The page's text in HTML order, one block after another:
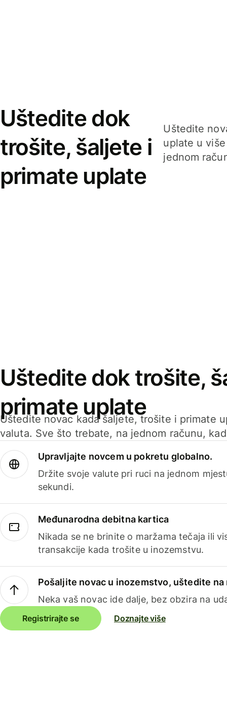
Uštedite dok
trošite, šaljete i
primate uplate
Uštedite
uplate u
jednom
Uštedite dok trošite,
primate uplate
Uštedite novac kada šaljete, trošite i primate
valuta. Sve što trebate, na jednom računu,
Upravljajte novcem u pokretu globalno.
Držite svoje valute pri ruci na jednom
sekundi.
Međunarodna debitna kartica
Nikada se ne brinite o maržama tečaja ili
transakcije kada trošite u inozemstvu.
Pošaljite novac u inozemstvo, uštedite na
Neka vaš novac ide dalje, bez obzira na
Registrirajte se Doznajte više